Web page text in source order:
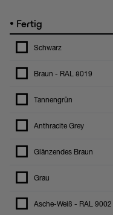
• Fertig
Schwarz
Braun - RAL 8019
Tannengrün
Anthracite Grey
Glänzendes Braun
Grau
Asche-Weiß - RAL 9002